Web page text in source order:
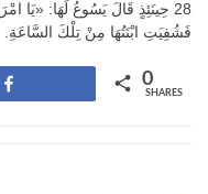
28 حِينَئِذٍ قَالَ يَسُوعُ لَهَا: «يَا
فَشُفِيَتِ ابْنَتُهَا مِنْ تِلْكَ السَّاعَةِ.
0
SHARES